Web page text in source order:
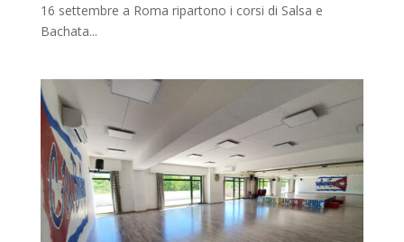
16 settembre a Roma ripartono i corsi di Salsa e
Bachata...